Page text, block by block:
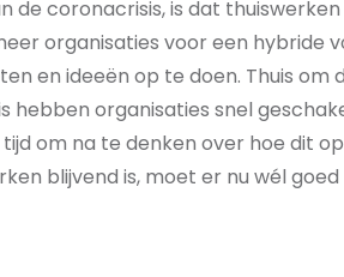
de coronacrisis,is dat thuiswerken
organisaties voor een hybride
en ideeën op te doen. Thuis om
hebben organisaties snel
om na te denken over hoe dit
blijvend is, moet er nu wél